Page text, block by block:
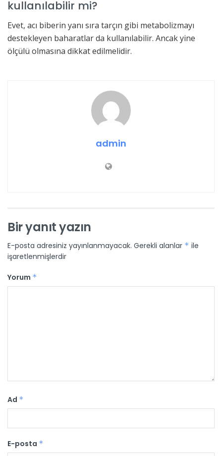
kullanılabilir mi?
Evet, acı biberin yanı sıra tarçın gibi metabolizmayı
destekleyen baharatlar da kullanılabilir. Ancak yine
ölçülü olmasına dikkat edilmelidir.
admin
Bir yanıt yazın
E-posta adresiniz yayınlanmayacak. Gerekli alanlar * ile
işaretlenmişlerdir
Yorum *
Ad *
E-posta *